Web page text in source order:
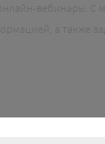
вебинары.
а также